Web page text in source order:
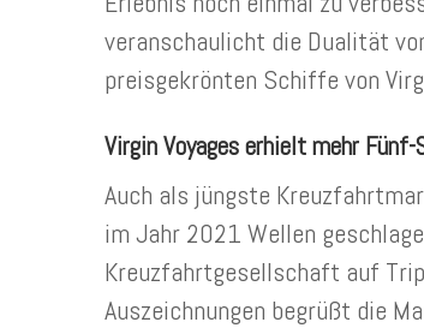
veranschaulicht die Dualität
preisgekrönten Schiffe von
Virgin Voyages erhielt mehr
Auch als jüngste
im Jahr 2021 Wellen
Kreuzfahrtgesellschaft auf
Auszeichnungen begrüßt die